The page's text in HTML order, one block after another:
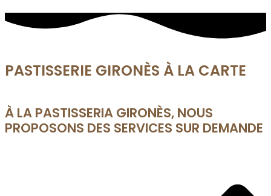
PASTISSERIE GIRONÈS À LA CARTE
À LA PASTISSERIA GIRONÈS, NOUS
PROPOSONS DES SERVICES SUR DEMANDE